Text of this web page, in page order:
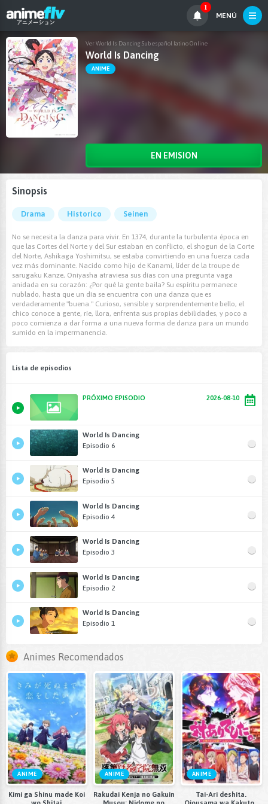
1
MENÚ
Ver World Is Dancing Sub español latino Online
World Is Dancing
ANIME
EN EMISION
Sinopsis
Drama Historico Seinen
No se necesita la danza para vivir. En 1374, durante la turbulenta época en
que las Cortes del Norte y del Sur estaban en conflicto, el shogun de la Corte
del Norte, Ashikaga Yoshimitsu, se estaba convirtiendo en una fuerza cada
vez más dominante. Nacido como hijo de Kanami, líder de la troupe de
sarugaku Kanze, Oniyasha atraviesa sus días con una pregunta vaga
anidada en su corazón: ¿Por qué la gente baila? Su espíritu permanece
nublado, hasta que un día se encuentra con una danza que es
verdaderamente "buena." Curioso, sensible y sorprendentemente bello, el
chico conoce a gente, ríe, llora, enfrenta sus propias debilidades, y poco a
poco comienza a dar forma a una nueva forma de danza para un mundo
sumido en la impermanencia.
Lista de episodios
PRÓXIMO EPISODIO 2026-08-10
World Is Dancing
Episodio 6
World Is Dancing
Episodio 5
World Is Dancing
Episodio 4
World Is Dancing
Episodio 3
World Is Dancing
Episodio 2
World Is Dancing
Episodio 1
Animes Recomendados
ANIME
Kimi ga Shinu made Koi
ANIME
Rakudai Kenja no Gakuin
ANIME
Tai-Ari deshita.